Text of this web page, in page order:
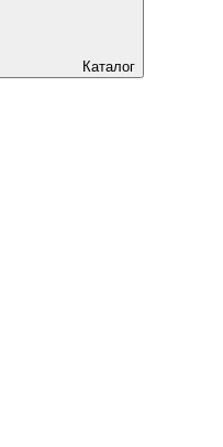
Каталог